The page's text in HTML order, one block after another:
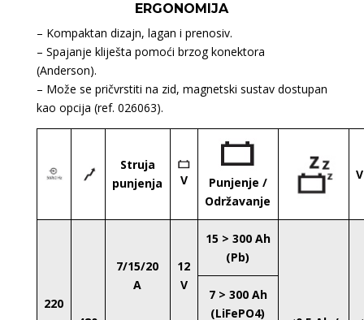
ERGONOMIJA
– Kompaktan dizajn, lagan i prenosiv.
– Spajanje kliješta pomoći brzog konektora
(Anderson).
– Može se pričvrstiti na zid, magnetski sustav dostupan
kao opcija (ref. 026063).
Struja
punjenja
V
Punjenje /
Održavanje
220
7/15/20
A
12
V
15 > 300 Ah
(Pb)
7 > 300 Ah
(LiFePO4)